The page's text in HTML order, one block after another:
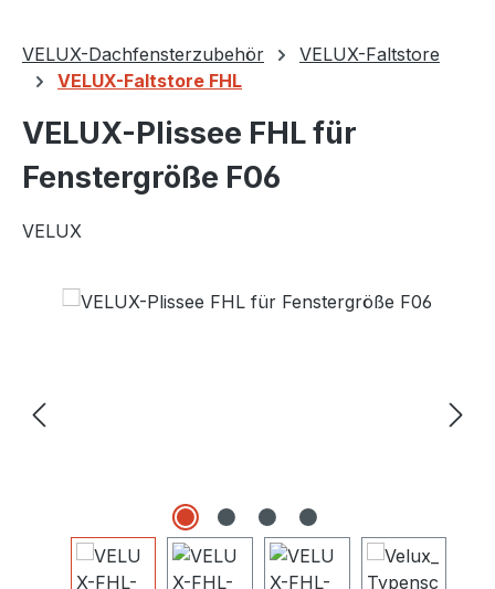
VELUX-Dachfensterzubehör
VELUX-Faltstore
VELUX-Faltstore FHL
VELUX-Plissee FHL für
Fenstergröße F06
VELUX
Bildergalerie überspringen